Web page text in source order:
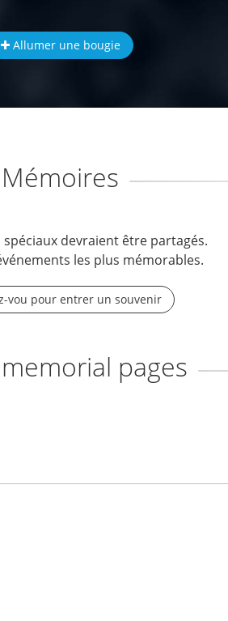
Allumer une bougie
Mémoires
spéciaux devraient être partagés.
les plus mémorables.
vou pour entrer un souvenir
pages